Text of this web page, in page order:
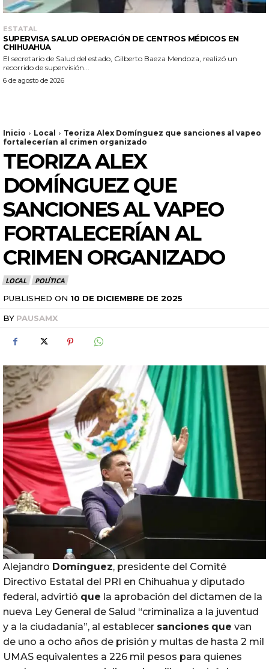
ESTATAL
SUPERVISA SALUD OPERACIÓN DE CENTROS MÉDICOS EN
CHIHUAHUA
El secretario de Salud del estado, Gilberto Baeza Mendoza, realizó un
recorrido de supervisión...
6 de agosto de 2026